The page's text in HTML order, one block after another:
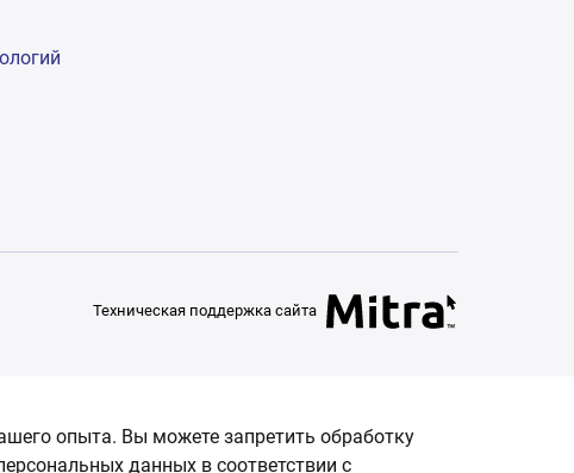
Техническая поддержка сайта
опыта. Вы можете запретить обработку
данных в соответствии с